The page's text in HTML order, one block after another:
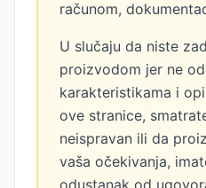
računom,
U slučaju da niste
proizvodom jer ne
karakteristikama i
ove stranice,
neispravan ili da
vaša očekivanja,
odustanak od